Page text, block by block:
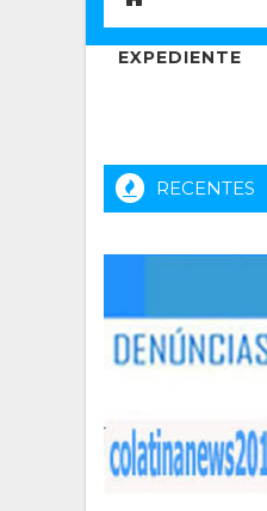
EXPEDIENTE
RECENTES
dos Anjos leva agenda